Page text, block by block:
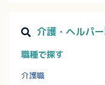
介護・ヘルパ
職種で探す
介護職